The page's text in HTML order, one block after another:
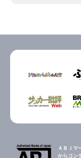
ＡＢＪマ
からコン